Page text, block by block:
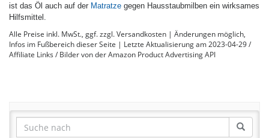
ist das Öl auch auf der Matratze gegen Hausstaubmilben ein wirksames
Hilfsmittel.
Alle Preise inkl. MwSt., ggf. zzgl. Versandkosten | Änderungen möglich,
Infos im Fußbereich dieser Seite | Letzte Aktualisierung am 2023-04-29 /
Affiliate Links / Bilder von der Amazon Product Advertising API